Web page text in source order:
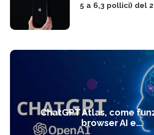
5 a 6,3 pollici) del
ChatGPT Atlas, come
browser AI e...